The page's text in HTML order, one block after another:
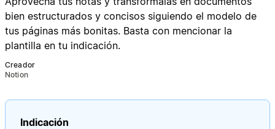
bien estructurados y concisos siguiendo el modelo de
tus páginas más bonitas. Basta con mencionar la
plantilla en tu indicación.
Creador
Notion
Indicación